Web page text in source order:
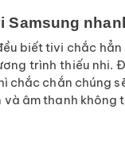
Samsung
biết tivi chắc
trình thiếu nhi.
chắc chắn chúng
và âm thanh